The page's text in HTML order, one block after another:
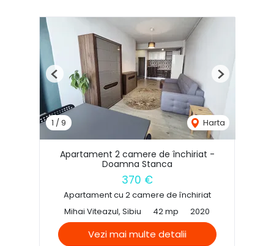
1 / 9 Harta
Previous Next
Apartament 2 camere de închiriat -
Doamna Stanca
370 €
Apartament cu 2 camere de închiriat
Mihai Viteazul, Sibiu
42 mp 2020
Vezi mai multe detalii